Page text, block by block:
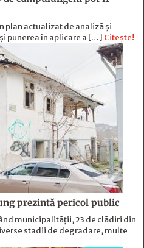
plan actualizat de analiză și
punerea în aplicare a […] Citește!
prezintă pericol public
municipalității, 23 de clădiri din
stadii de degradare, multe